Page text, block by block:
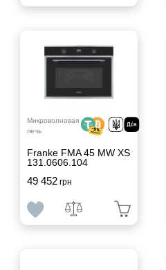
Микроволновая
печь
Franke FMA 45 MW XS
131.0606.104
49 452грн